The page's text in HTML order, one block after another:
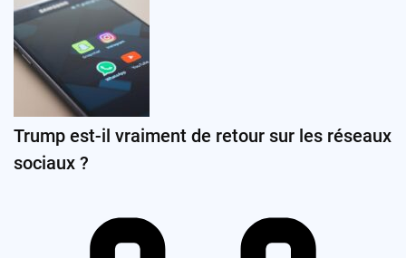
Trump est-il vraiment de retour sur les réseaux
sociaux ?